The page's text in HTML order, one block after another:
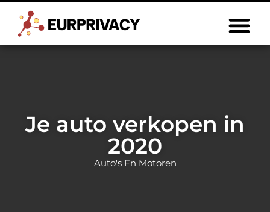
Je auto verkopen in
2020
Auto's En Motoren